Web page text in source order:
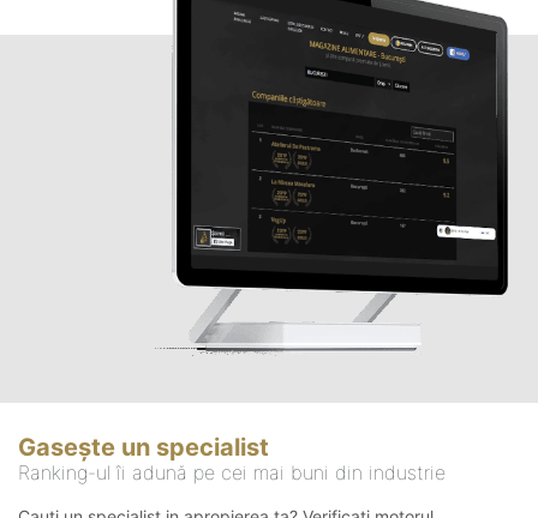
Gasește un specialist
Ranking-ul îi adună pe cei mai buni din industrie